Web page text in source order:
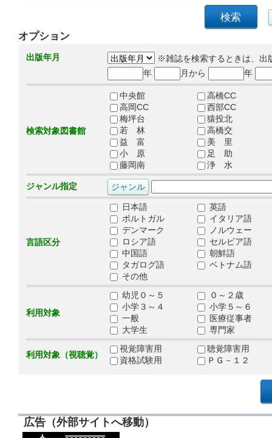
オプション
出版年月
※雑誌を検索するときは、出
年
月から 年
検索対象図書館
中央館
高橋CC
高岡CC
西部CC
梅坪台
猿投北
若 林
高橋交
益 富
美 里
小 原
足 助
藤岡南
浄 水
ジャンル指定
言語区分
日本語
英語
ポルトガル
イタリア語
デンマーク
ノルウェー
ロシア語
セルビア語
中国語
朝鮮語
タガログ語
ベトナム語
その他
利用対象
幼児０～５
０～２歳
小学３～４
小学５～６
一般
医療従事者
大学生
専門家
利用対象（視聴覚）
視覚障害用
聴覚障害用
資格試験用
ＰＧ－１２
広告（外部サイトへ移動）